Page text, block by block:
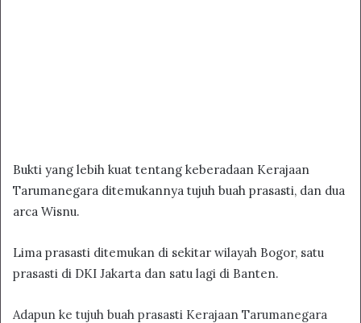
Bukti yang lebih kuat tentang keberadaan Kerajaan
Tarumanegara ditemukannya tujuh buah prasasti, dan dua
arca Wisnu.
Lima prasasti ditemukan di sekitar wilayah Bogor, satu
prasasti di DKI Jakarta dan satu lagi di Banten.
Adapun ke tujuh buah prasasti Kerajaan Tarumanegara